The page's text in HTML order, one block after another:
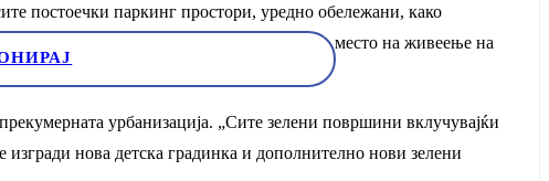
постоечки паркинг простори, уредно обележани, како
биде целосно бесплатна за сите што се со место на живеење на
урбанизација. „Сите зелени површини вклучувајќи
изгради нова детска градинка и дополнително нови зелени